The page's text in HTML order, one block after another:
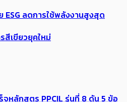
ESG ลดการใช้พลังงานสูงสุด
สีเขียวยุคใหม่
จหลักสูตร PPCIL รุ่นที่ 8 ดัน 5 ข้อ